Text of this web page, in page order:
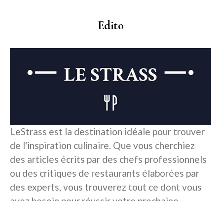
Edito
LeStrass est la destination idéale pour trouver
de l'inspiration culinaire. Que vous cherchiez
des articles écrits par des chefs professionnels
ou des critiques de restaurants élaborées par
des experts, vous trouverez tout ce dont vous